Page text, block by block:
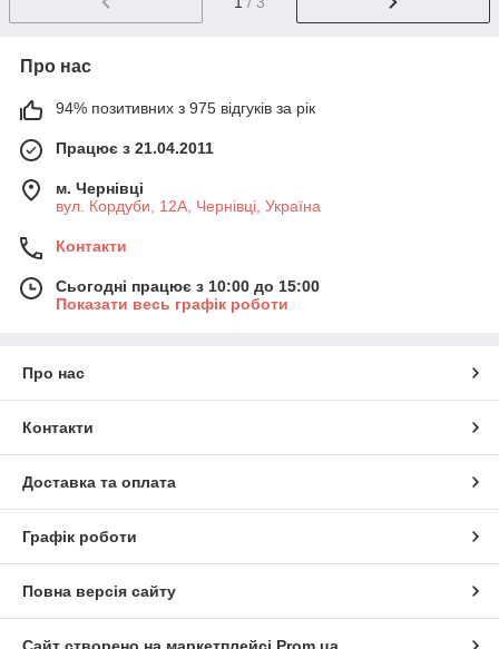
Про нас
94% позитивних з 975 відгуків за рік
Працює з 21.04.2011
м. Чернівці
вул. Кордуби, 12А, Чернівці, Україна
Контакти
Сьогодні працює з 10:00 до 15:00
Показати весь графік роботи
Про нас
Контакти
Доставка та оплата
Графік роботи
Повна версія сайту